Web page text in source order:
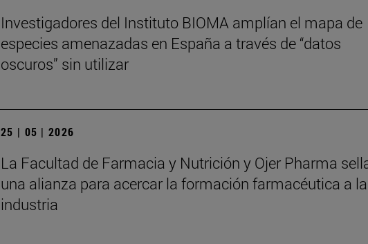
Investigadores del Instituto BIOMA amplían el mapa de
especies amenazadas en España a través de “datos
oscuros” sin utilizar
25 | 05 | 2026
La Facultad de Farmacia y Nutrición y Ojer Pharma
una alianza para acercar la formación farmacéutica a la
industria